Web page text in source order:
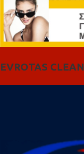
EVROTAS CLEAN